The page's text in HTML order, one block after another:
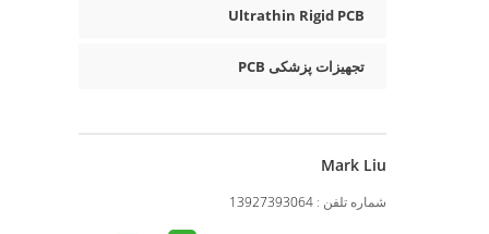
Ultrathin Rigid PCB
تجهیزات پزشکی PCB
Mark Liu
شماره تلفن :